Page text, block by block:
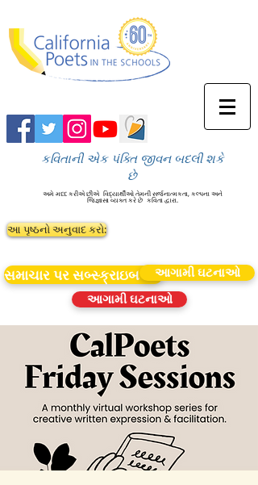
કવિતાની એક પંક્તિ જીવન બદલી શકે
છે
અમે મદદ કરીએ છીએ વિદ્યાર્થીઓ તેમની સર્જનાત્મકતા, કલ્પના અને
જિજ્ઞાસા વ્યક્ત કરે છે કવિતા દ્વારા.
આ પૃષ્ઠનો અનુવાદ કરો:
સમાચાર પર સબ્સ્ક્રાઇબ કરોઆગામી ઘટનાઓ
આગામી ઘટનાઓ